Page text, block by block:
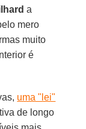
a
mero
muito
é
uma "lei"
de longo